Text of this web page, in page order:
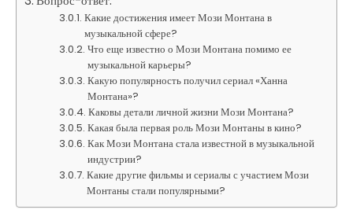
Какие достижения имеет Мози Монтана в
музыкальной сфере?
Что еще известно о Мози Монтана помимо ее
музыкальной карьеры?
Какую популярность получил сериал «Ханна
Монтана»?
Каковы детали личной жизни Мози Монтана?
Какая была первая роль Мози Монтаны в кино?
Как Мози Монтана стала известной в музыкальной
индустрии?
Какие другие фильмы и сериалы с участием Мози
Монтаны стали популярными?